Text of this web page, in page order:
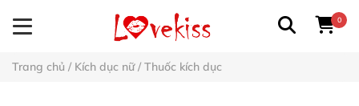
0
Trang chủ / Kích dục nữ/ Thuốc kích dục